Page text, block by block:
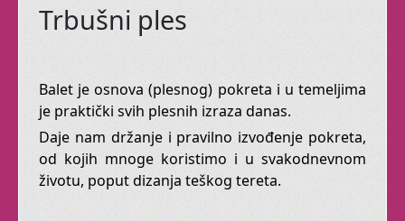
Kad trbušnom plesu
dodate elemente plesova
sjevernoameričkih
Trbušni ples
Balet je osnova (plesnog) pokreta i u temeljima
je praktički svih plesnih izraza danas.
Daje nam držanje i pravilno izvođenje pokreta,
od kojih mnoge koristimo i u svakodnevnom
životu, poput dizanja teškog tereta.